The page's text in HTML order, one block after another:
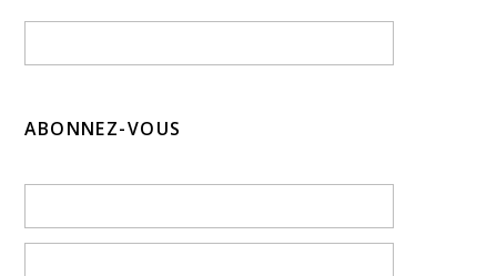
ABONNEZ-VOUS